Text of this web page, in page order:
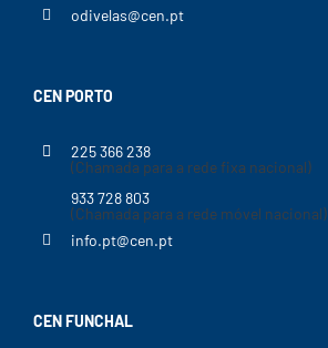
odivelas@cen.pt
CEN PORTO
225 366 238
(Chamada para a rede fixa nacional)
933 728 803
(Chamada para a rede móvel nacional)
info.pt@cen.pt
CEN FUNCHAL